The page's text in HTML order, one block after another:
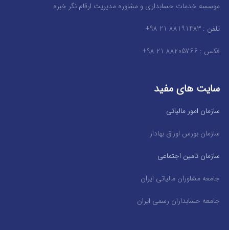
موسسه خدمات حسابداری و مشاوره مدیریت ارقام نگر خبره
تلفن : 88191483 21 98+
فکس : 88205766 21 98+
سایت های مفید
سازمان امور مالیاتی
سازمان بورس اوراق بهادار
سازمان تامین اجتماعی
جامعه مشاوران مالیاتی ایران
جامعه حسابداران رسمی ایران